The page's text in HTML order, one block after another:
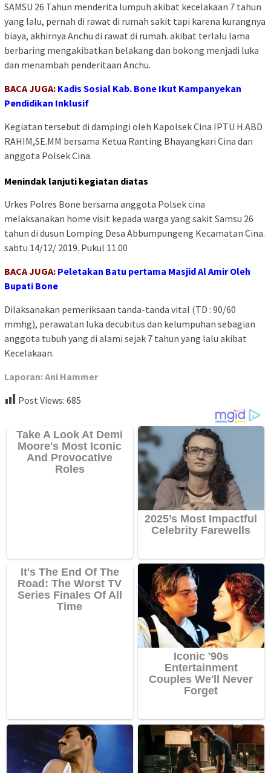
SAMSU 26 Tahun menderita lumpuh akibat kecelakaan 7 tahun
yang lalu, pernah di rawat di rumah sakit tapi karena kurangnya
biaya, akhirnya Anchu di rawat di rumah. akibat terlalu lama
berbaring mengakibatkan belakang dan bokong menjadi luka
dan menambah penderitaan Anchu.
BACA JUGA: Kadis Sosial Kab. Bone Ikut Kampanyekan
Pendidikan Inklusif
Kegiatan tersebut di dampingi oleh Kapolsek Cina IPTU H.ABD
RAHIM,SE.MM bersama Ketua Ranting Bhayangkari Cina dan
anggota Polsek Cina.
Menindak lanjuti kegiatan diatas
Urkes Polres Bone bersama anggota Polsek cina
melaksanakan home visit kepada warga yang sakit Samsu 26
tahun di dusun Lomping Desa Abbumpungeng Kecamatan Cina.
sabtu 14/12/ 2019. Pukul 11.00
BACA JUGA: Peletakan Batu pertama Masjid Al Amir Oleh
Bupati Bone
Dilaksanakan pemeriksaan tanda-tanda vital (TD : 90/60
mmhg), perawatan luka decubitus dan kelumpuhan sebagian
anggota tubuh yang di alami sejak 7 tahun yang lalu akibat
Kecelakaan.
Laporan: Ani Hammer
Post Views: 685